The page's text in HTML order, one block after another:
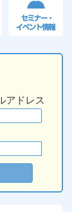
アドレス